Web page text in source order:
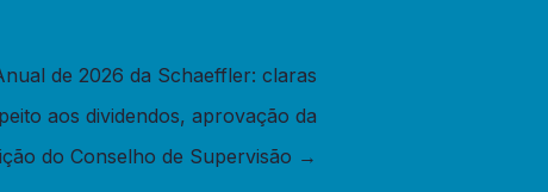
de 2026 da Schaeffler: claras
aos dividendos, aprovação da
do Conselho de Supervisão →